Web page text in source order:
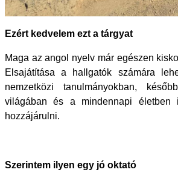
Ezért kedvelem ezt a tárgyat
Maga az angol nyelv már egészen
Elsajátítása a hallgatók számára
nemzetközi tanulmányokban,
világában és a mindennapi életben
hozzájárulni.
Szerintem ilyen egy jó oktató